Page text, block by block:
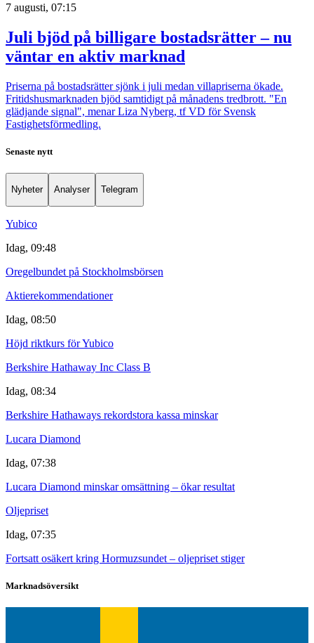
7 augusti, 07:15
Juli bjöd på billigare bostadsrätter – nu
väntar en aktiv marknad
Priserna på bostadsrätter sjönk i juli medan villapriserna ökade.
Fritidshusmarknaden bjöd samtidigt på månadens tredbrott. "En
glädjande signal", menar Liza Nyberg, tf VD för Svensk
Fastighetsförmedling.
Senaste nytt
Nyheter Analyser Telegram
Yubico
Idag, 09:48
Oregelbundet på Stockholmsbörsen
Aktierekommendationer
Idag, 08:50
Höjd riktkurs för Yubico
Berkshire Hathaway Inc Class B
Idag, 08:34
Berkshire Hathaways rekordstora kassa minskar
Lucara Diamond
Idag, 07:38
Lucara Diamond minskar omsättning – ökar resultat
Oljepriset
Idag, 07:35
Fortsatt osäkert kring Hormuzsundet – oljepriset stiger
Marknadsöversikt